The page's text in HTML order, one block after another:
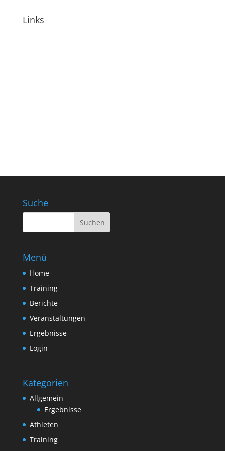
Links
Suche
Menü
Home
Training
Berichte
Veranstaltungen
Ergebnisse
Login
Kategorien
Allgemein
Ergebnisse
Athleten
Training